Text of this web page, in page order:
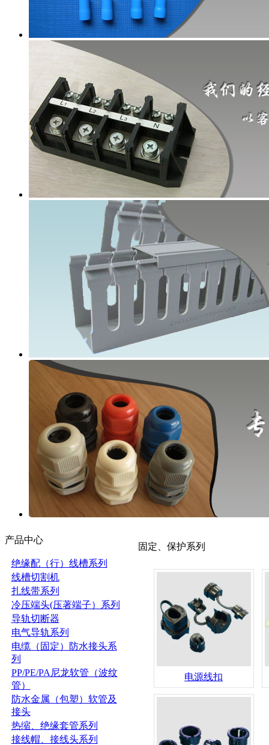
产品中心
绝缘配（行）线槽系列
线槽切割机
扎线带系列
冷压端头(压著端子）系列
导轨切断器
电气导轨系列
电缆（固定）防水接头系
列
PP/PE/PA尼龙软管（波纹
管）
防水金属（包塑）软管及
接头
热缩、绝缘套管系列
接线帽、接线头系列
固定、保护系列
电源线扣